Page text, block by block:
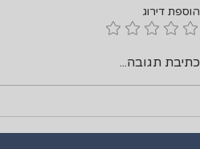
אי שקט בתינוקות: מדריך
הוספת דירוג
כתיבת תגובה...